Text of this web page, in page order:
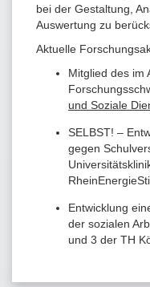
bei der Gestaltung,
Auswertung zu
Aktuelle
Mitglied des im
und Soziale
SELBST! –
gegen
Entwicklung
der sozialen
und 3 der TH